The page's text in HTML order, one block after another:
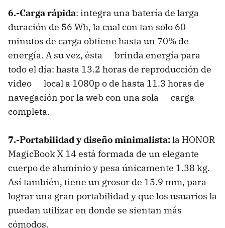
6.-Carga rápida: integra una batería de larga
duración de 56 Wh, la cual con tan solo 60
minutos de carga obtiene hasta un 70% de
energía. A su vez, ésta brinda energía para
todo el día: hasta 13.2 horas de reproducción de
video local a 1080p o de hasta 11.3 horas de
navegación por la web con una sola carga
completa.
7.-Portabilidad y diseño minimalista:la HONOR
MagicBook X 14 está formada de un elegante
cuerpo de aluminio y pesa únicamente 1.38 kg.
Así también, tiene un grosor de 15.9 mm, para
lograr una gran portabilidad y que los usuarios la
puedan utilizar en donde se sientan más
cómodos.